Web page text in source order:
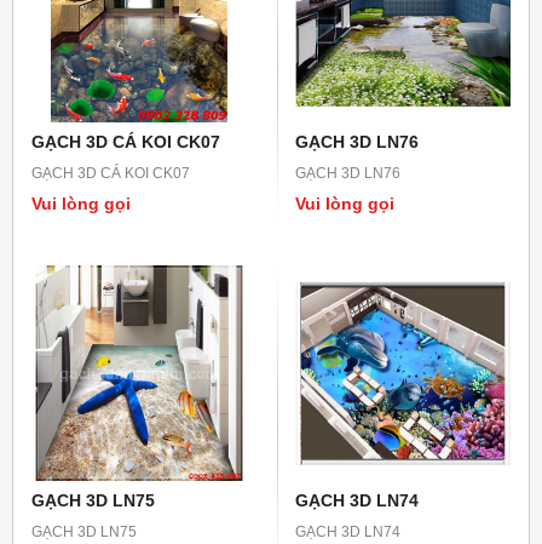
GẠCH 3D CÁ KOI CK07
GẠCH 3D CÁ KOI CK07
Vui lòng gọi
GẠCH 3D LN76
GẠCH 3D LN76
Vui lòng gọi
GẠCH 3D LN75
GẠCH 3D LN75
GẠCH 3D LN74
GẠCH 3D LN74